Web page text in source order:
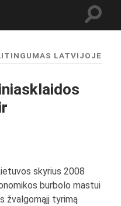
LATVIJOJE
skyrius 2008
burbolo mastui
žvalgomąjį tyrimą